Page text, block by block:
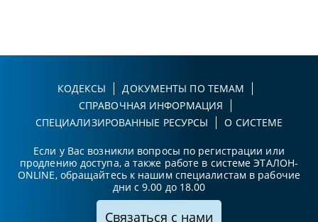
КОДЕКСЫ
ДОКУМЕНТЫ ПО ТЕМАМ
СПРАВОЧНАЯ ИНФОРМАЦИЯ
СПЕЦИАЛИЗИРОВАННЫЕ РЕСУРСЫ
О СИСТЕМЕ
Если у Вас возникли вопросы по регистрации или
продлению доступа, а также работе в системе ЭТАЛОН-
ONLINE, обращайтесь к нашим специалистам в рабочие
дни с 9.00 до 18.00
Связаться с нами